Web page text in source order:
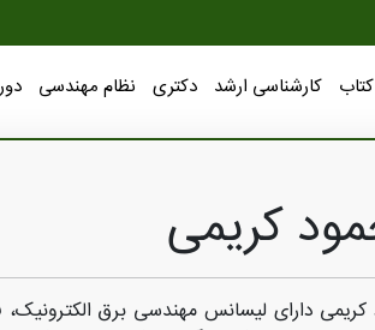
کتاب کارشناسی ارشد دکتری نظام مهندسی
کریمی
دارای لیسانس مهندسی برق